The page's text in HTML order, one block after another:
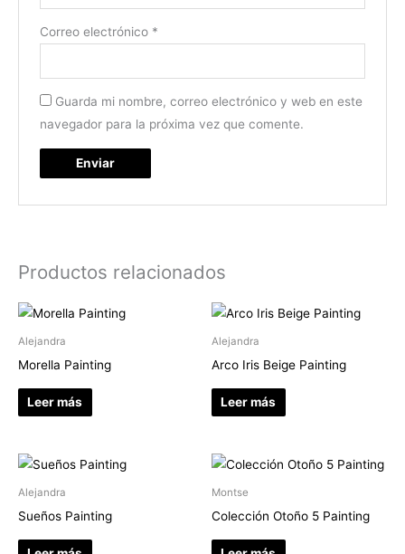
Correo electrónico *
Guarda mi nombre, correo electrónico y web en este
navegador para la próxima vez que comente.
Productos relacionados
Alejandra
Morella Painting
Leer más
Alejandra
Arco Iris Beige Painting
Leer más
Alejandra
Sueños Painting
Montse
Colección Otoño 5 Painting